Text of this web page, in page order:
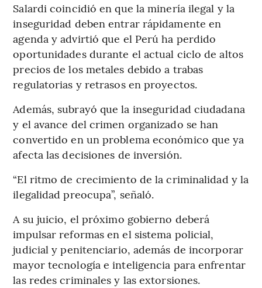
Salardi coincidió en que la minería ilegal y la
inseguridad deben entrar rápidamente en
agenda y advirtió que el Perú ha perdido
oportunidades durante el actual ciclo de altos
precios de los metales debido a trabas
regulatorias y retrasos en proyectos.
Además, subrayó que la inseguridad ciudadana
y el avance del crimen organizado se han
convertido en un problema económico que ya
afecta las decisiones de inversión.
“El ritmo de crecimiento de la criminalidad y la
ilegalidad preocupa”, señaló.
A su juicio, el próximo gobierno deberá
impulsar reformas en el sistema policial,
judicial y penitenciario, además de incorporar
mayor tecnología e inteligencia para enfrentar
las redes criminales y las extorsiones.